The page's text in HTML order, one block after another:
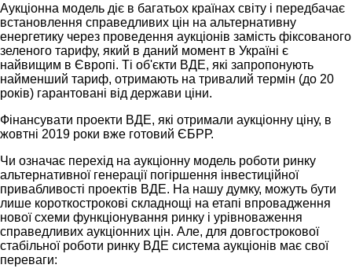
Аукціонна модель діє в багатьох країнах світу і передбачає
встановлення справедливих цін на альтернативну
енергетику через проведення аукціонів замість фіксованого
зеленого тарифу, який в даний момент в Україні є
найвищим в Європі. Ті об'єкти ВДЕ, які запропонують
найменший тариф, отримають на тривалий термін (до 20
років) гарантовані від держави ціни.
Фінансувати проекти ВДЕ, які отримали аукціонну ціну, в
жовтні 2019 роки вже готовий ЄБРР.
Чи означає перехід на аукціонну модель роботи ринку
альтернативної генерації погіршення інвестиційної
привабливості проектів ВДЕ. На нашу думку, можуть бути
лише короткострокові складнощі на етапі впровадження
нової схеми функціонування ринку і урівноваження
справедливих аукціонних цін. Але, для довгострокової
стабільної роботи ринку ВДЕ система аукціонів має свої
переваги: